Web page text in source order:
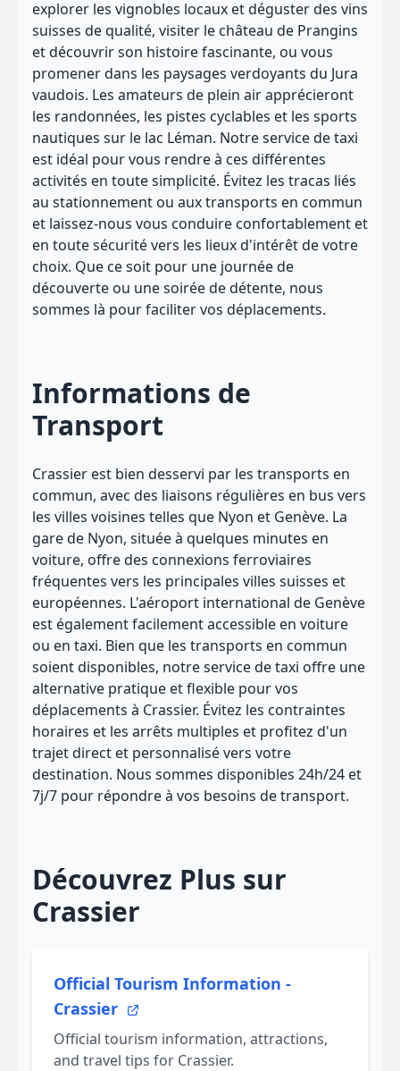
explorer les vignobles locaux et déguster des vins
suisses de qualité, visiter le château de Prangins
et découvrir son histoire fascinante, ou vous
promener dans les paysages verdoyants du Jura
vaudois. Les amateurs de plein air apprécieront
les randonnées, les pistes cyclables et les sports
nautiques sur le lac Léman. Notre service de taxi
est idéal pour vous rendre à ces différentes
activités en toute simplicité. Évitez les tracas liés
au stationnement ou aux transports en commun
et laissez-nous vous conduire confortablement et
en toute sécurité vers les lieux d'intérêt de votre
choix. Que ce soit pour une journée de
découverte ou une soirée de détente, nous
sommes là pour faciliter vos déplacements.
Informations de
Transport
Crassier est bien desservi par les transports en
commun, avec des liaisons régulières en bus vers
les villes voisines telles que Nyon et Genève. La
gare de Nyon, située à quelques minutes en
voiture, offre des connexions ferroviaires
fréquentes vers les principales villes suisses et
européennes. L'aéroport international de Genève
est également facilement accessible en voiture
ou en taxi. Bien que les transports en commun
soient disponibles, notre service de taxi offre une
alternative pratique et flexible pour vos
déplacements à Crassier. Évitez les contraintes
horaires et les arrêts multiples et profitez d'un
trajet direct et personnalisé vers votre
destination. Nous sommes disponibles 24h/24 et
7j/7 pour répondre à vos besoins de transport.
Découvrez Plus sur
Crassier
Official Tourism Information -
Crassier
Official tourism information, attractions,
and travel tips for Crassier.